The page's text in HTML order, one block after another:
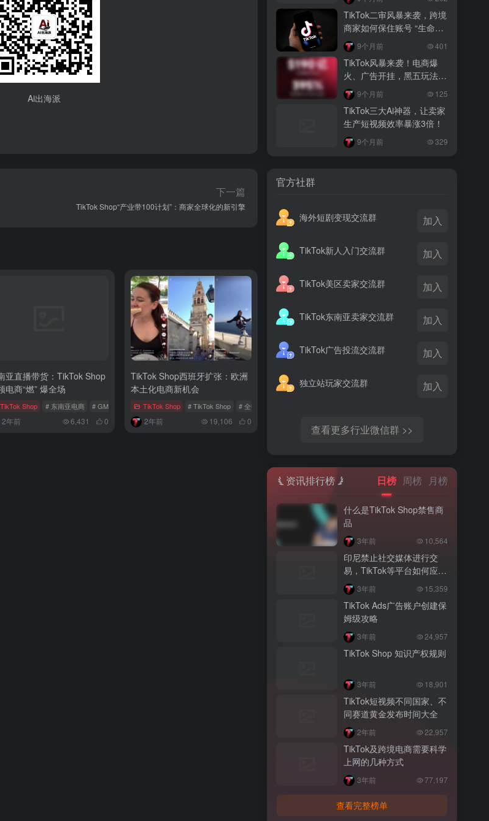
Ai出海派
下一篇
TikTok Shop“产业带100计划”：商家全球化的新引擎
兴电商平台
亚直播带货：TikTok Shop
电商“燃” 爆全场
TikTok Shop # 东南亚电商 # GMV增长 # TikTok Shop
2年前 6,431 0
TikTok Shop西班牙扩张：欧洲
本土化电商新机会
TikTok Shop # TikTok Shop # 全托管服务
2年前 19,106 0
越南监管出手核查Shopee、TikTok
Shop涨价行为，佣金调整遭调查
3 月前
TikTok Shop 印尼推出出海项目 助力本
土品牌开拓东南亚市场
3 月前
TikTok Shop 英美周榜出炉 美妆家居成
TikTok二审风暴来袭，跨境
商家如何保住账号 “生命
线”？9个月前 401
TikTok风暴来袭！电商爆
火、广告开挂，黑五玩法超
惊艳，你跟得上吗？
9个月前 125
TikTok三大Ai神器，让卖家
生产短视频效率暴涨3倍！
9个月前 329
官方社群
海外短剧变现交流群 加入
TikTok新人入门交流群 加入
TikTok美区卖家交流群 加入
TikTok东南亚卖家交流群 加入
TikTok广告投流交流群 加入
独立站玩家交流群 加入
查看更多行业微信群 >>
资讯排行榜 日榜 周榜 月榜
什么是TikTok Shop禁售商
品
3年前 10,564
印尼禁止社交媒体进行交
易，TikTok等平台如何应
对？ 3年前 15,359
TikTok Ads广告账户创建保
姆级攻略
3年前 24,957
TikTok Shop 知识产权规则
3年前 18,901
TikTok短视频不同国家、不
同赛道黄金发布时间大全
2年前 22,957
TikTok及跨境电商需要科学
上网的几种方式
3年前 77,197
查看完整榜单